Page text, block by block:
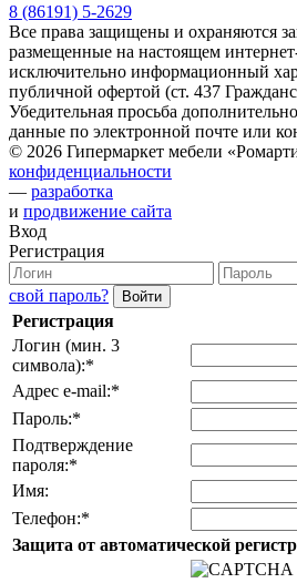
8 (86191) 5-2629
Все права защищены и охраняются
размещенные на настоящем
исключительно информационный
публичной офертой (ст. 437
Убедительная просьба
данные по электронной почте или
© 2026 Гипермаркет мебели
конфиденциальности
— разработка
и продвижение сайта
Вход
Регистрация
свой пароль?
Регистрация
Логин (мин. 3
символа):*
Адрес e-mail:*
Пароль:*
Подтверждение
пароля:*
Имя:
Телефон:*
Защита от автоматической